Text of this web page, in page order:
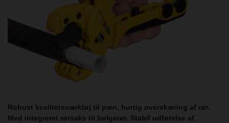
Robust kvalitetsværktøj til pæn, hurtig overskæring af rør.
Med integreret rørsaks til bølgerør. Stabil udførelse af